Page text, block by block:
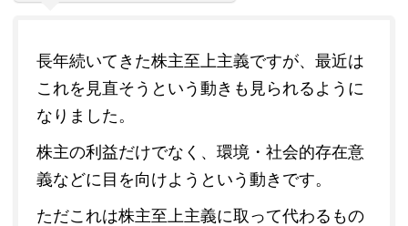
長年続いてきた株主至上主義ですが、最近は
これを見直そうという動きも見られるように
なりました。
株主の利益だけでなく、環境・社会的存在意
義などに目を向けようという動きです。
ただこれは株主至上主義に取って代わるもの